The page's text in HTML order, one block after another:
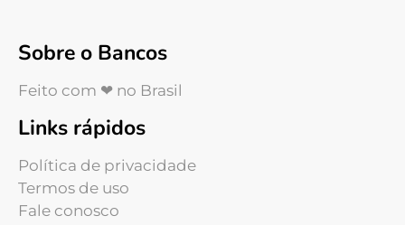
Sobre o Bancos
Feito com ❤ no Brasil
Links rápidos
Política de privacidade
Termos de uso
Fale conosco